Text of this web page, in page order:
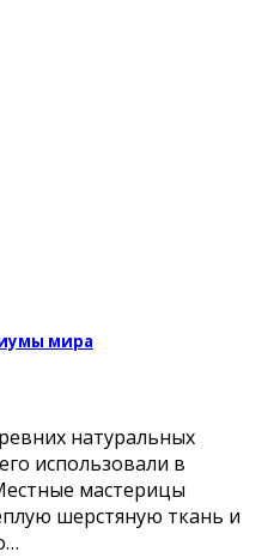
мира
натуральных
использовали в
мастерицы
шерстяную ткань и